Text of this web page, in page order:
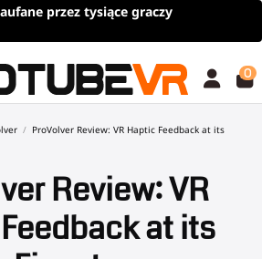
przez tysiące graczy
0
ProVolver Review: VR Haptic Feedback at its
Review: VR
at its